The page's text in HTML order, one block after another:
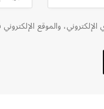
والموقع